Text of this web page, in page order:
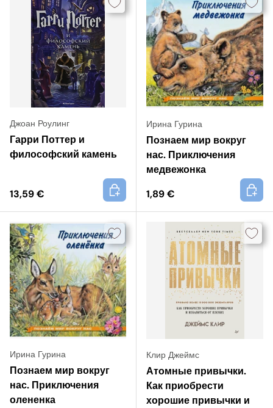
Джоан Роулинг
Гарри Поттер и
философский камень
13,59 €
+
Ирина Гурина
Познаем мир вокруг
нас. Приключения
медвежонка
1,89 €
+
Ирина Гурина
Познаем мир вокруг
нас. Приключения
олененка
Клир Джеймс
Атомные привычки.
Как приобрести
хорошие привычки и